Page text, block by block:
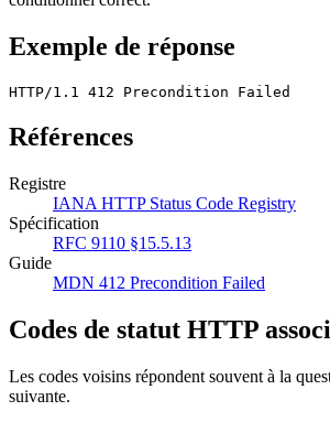
Exemple de réponse
HTTP/1.1 412 Precondition Failed
Références
Registre
IANA HTTP Status Code Registry
Spécification
RFC 9110 §15.5.13
Guide
MDN 412 Precondition Failed
Codes de statut HTTP
Les codes voisins répondent souvent à la
suivante.